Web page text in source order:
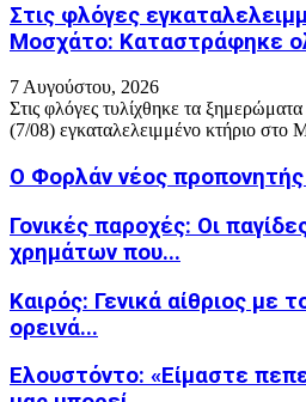
Στις φλόγες
Μοσχάτο: Καταστράφηκε
7 Αυγούστου, 2026
Στις φλόγες τυλίχθηκε τα
(7/08) εγκαταλελειμμένο κτήριο στο
Ο Φορλάν νέος
Γονικές παροχές: Οι
χρημάτων που...
Καιρός: Γενικά αίθριος με
ορεινά...
Ελουστόντο: «Είμαστε